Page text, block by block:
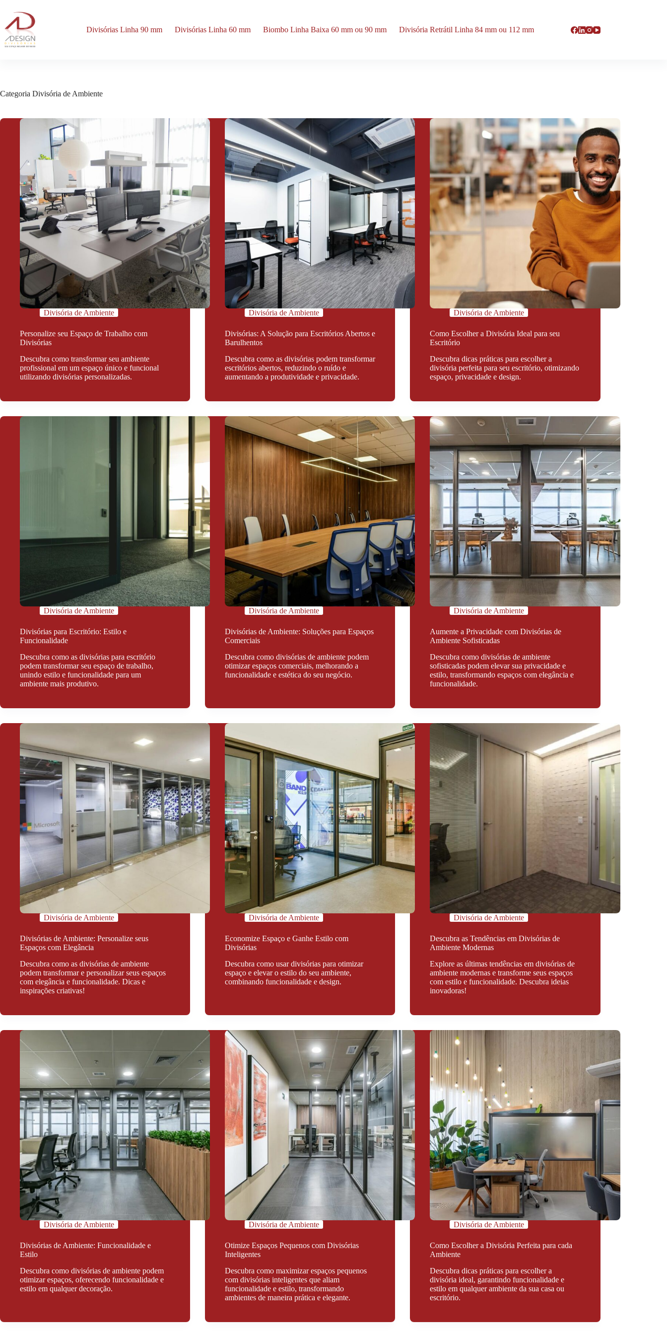
conteúdo
Divisórias Linha 90 mm Divisórias Linha 60 mm Biombo Linha Baixa 60 mm ou 90 mm Divisória Retrátil Linha 84 mm ou 112 mm
Categoria Divisória de Ambiente
Divisória de Ambiente
Personalize seu Espaço de Trabalho com
Divisórias
Descubra como transformar seu ambiente
profissional em um espaço único e funcional
utilizando divisórias personalizadas.
Divisória de Ambiente
Divisórias: A Solução para Escritórios Abertos e
Barulhentos
Descubra como as divisórias podem transformar
escritórios abertos, reduzindo o ruído e
aumentando a produtividade e privacidade.
Divisória de Ambiente
Como Escolher a Divisória Ideal para seu
Escritório
Descubra dicas práticas para escolher a
divisória perfeita para seu escritório, otimizando
espaço, privacidade e design.
Divisória de Ambiente
Divisórias para Escritório: Estilo e
Funcionalidade
Descubra como as divisórias para escritório
podem transformar seu espaço de trabalho,
unindo estilo e funcionalidade para um
ambiente mais produtivo.
Divisória de Ambiente
Divisórias de Ambiente: Soluções para Espaços
Comerciais
Descubra como divisórias de ambiente podem
otimizar espaços comerciais, melhorando a
funcionalidade e estética do seu negócio.
Divisória de Ambiente
Aumente a Privacidade com Divisórias de
Ambiente Sofisticadas
Descubra como divisórias de ambiente
sofisticadas podem elevar sua privacidade e
estilo, transformando espaços com elegância e
funcionalidade.
Divisória de Ambiente
Divisórias de Ambiente: Personalize seus
Espaços com Elegância
Descubra como as divisórias de ambiente
podem transformar e personalizar seus espaços
com elegância e funcionalidade. Dicas e
inspirações criativas!
Divisória de Ambiente
Economize Espaço e Ganhe Estilo com
Divisórias
Descubra como usar divisórias para otimizar
espaço e elevar o estilo do seu ambiente,
combinando funcionalidade e design.
Divisória de Ambiente
Descubra as Tendências em Divisórias de
Ambiente Modernas
Explore as últimas tendências em divisórias de
ambiente modernas e transforme seus espaços
com estilo e funcionalidade. Descubra ideias
inovadoras!
Divisória de Ambiente
Divisórias de Ambiente: Funcionalidade e
Estilo
Descubra como divisórias de ambiente podem
otimizar espaços, oferecendo funcionalidade e
estilo em qualquer decoração.
Divisória de Ambiente
Otimize Espaços Pequenos com Divisórias
Inteligentes
Descubra como maximizar espaços pequenos
com divisórias inteligentes que aliam
funcionalidade e estilo, transformando
ambientes de maneira prática e elegante.
Divisória de Ambiente
Como Escolher a Divisória Perfeita para cada
Ambiente
Descubra dicas práticas para escolher a
divisória ideal, garantindo funcionalidade e
estilo em qualquer ambiente da sua casa ou
escritório.